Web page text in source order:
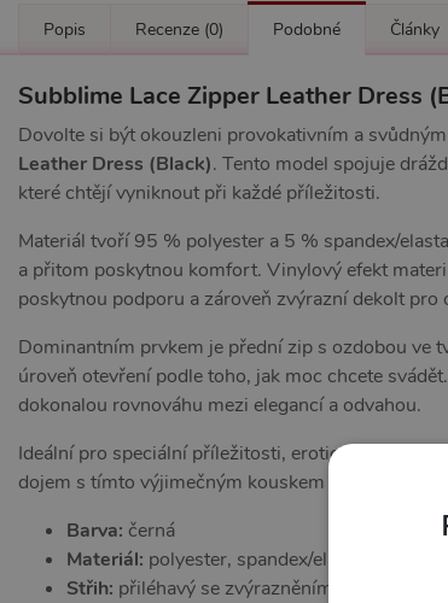
Popis Recenze (0) Podobné Články
Subblime Lace Zipper Leather Dress
Dovolte si být okouzleni provokativním a
Leather Dress (Black). Tento model spojuje
které chtějí vyniknout při každé příležitosti.
Materiál tvoří 95 % polyester a 5 % spandex/
a přitom poskytnou komfort. Vinylový efekt
poskytnou podporu a zároveň zvýrazní dekolt
Dominantním prvkem je přední zip s ozdobou ve
úroveň otevření podle toho, jak moc chcete
dokonalou rovnováhu mezi elegancí a odvahou.
Ideální pro speciální příležitosti, erotické hry nebo
dojem s tímto výjimečným kouskem od značky
Barva: černá
Materiál: polyester, spandex/elastan, PU
Střih: přiléhavý se zvýrazněním siluety